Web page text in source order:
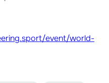
event/world-